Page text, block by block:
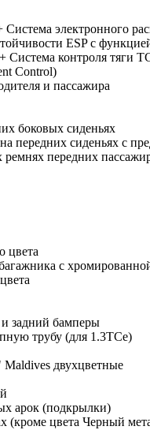
Система электронного
ESP с
Система контроля тяги
Control)
и пассажира
боковых сиденьях
передних сиденьях с
передних
цвета
с
и задний бамперы
трубу (для 1.3TCe)
двухцветные
арок (подкрылки)
(кроме цвета Черный